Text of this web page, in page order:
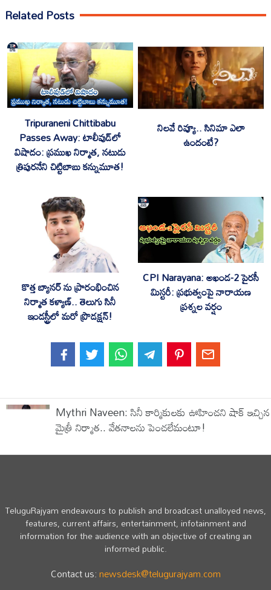
Related Posts
Tripuraneni Chittibabu
Passes Away: టాలీవుడ్‌లో
విషాదం: ప్రముఖ నిర్మాత, నటుడు
త్రిపురనేని చిట్టిబాబు కన్నుమూత!
నిలవే రివ్యూ.. సినిమా ఎలా
ఉందంటే?
కొత్త బ్యానర్ ను ప్రారంభించిన
నిర్మాత కళ్యాణ్.. తెలుగు సినీ
ఇండస్ట్రీలో మరో ప్రొడక్షన్!
CPI Narayana: అఖండ-2 పైరసీ
మిస్టరీ: ప్రభుత్వంపై నారాయణ
ప్రశ్నల వర్షం
‎Mythri Naveen: సినీ కార్మికులకు ఊహించని షాక్ ఇచ్చిన
మైత్రీ నిర్మాత.. వేతనాలను పెంచలేమంటూ!
TeluguRajyam endeavours to publish and broadcast unalloyed news,
features, current affairs, entertainment, infotainment and
information for the audience with an objective of creating an
informed public.
Contact us:newsdesk@telugurajyam.com